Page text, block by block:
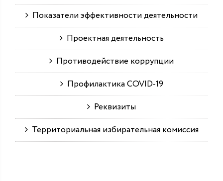
Показатели эффективности деятельности
Проектная деятельность
Противодействие коррупции
Профилактика COVID-19
Реквизиты
Территориальная избирательная комиссия